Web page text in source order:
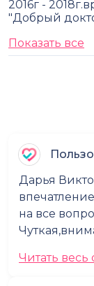
2016г -
"Добрый
Показать все
Дарья
на все
Читать весь